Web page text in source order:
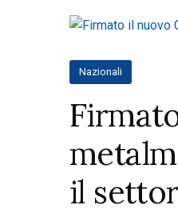
Nazionali
il